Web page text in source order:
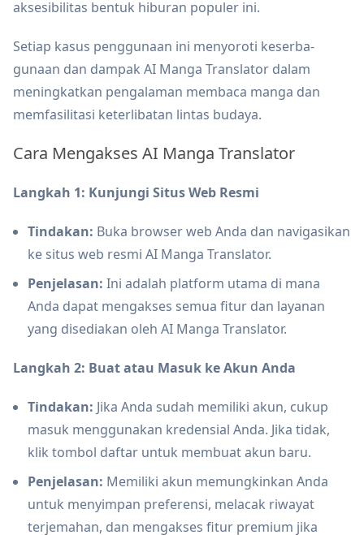
aksesibilitas bentuk hiburan populer ini.
Setiap kasus penggunaan ini menyoroti keserba-
gunaan dan dampak AI Manga Translator dalam
meningkatkan pengalaman membaca manga dan
memfasilitasi keterlibatan lintas budaya.
Cara Mengakses AI Manga Translator
Langkah 1: Kunjungi Situs Web Resmi
Tindakan: Buka browser web Anda dan navigasikan
ke situs web resmi AI Manga Translator.
Penjelasan: Ini adalah platform utama di mana
Anda dapat mengakses semua fitur dan layanan
yang disediakan oleh AI Manga Translator.
Langkah 2: Buat atau Masuk ke Akun Anda
Tindakan: Jika Anda sudah memiliki akun, cukup
masuk menggunakan kredensial Anda. Jika tidak,
klik tombol daftar untuk membuat akun baru.
Penjelasan: Memiliki akun memungkinkan Anda
untuk menyimpan preferensi, melacak riwayat
terjemahan, dan mengakses fitur premium jika